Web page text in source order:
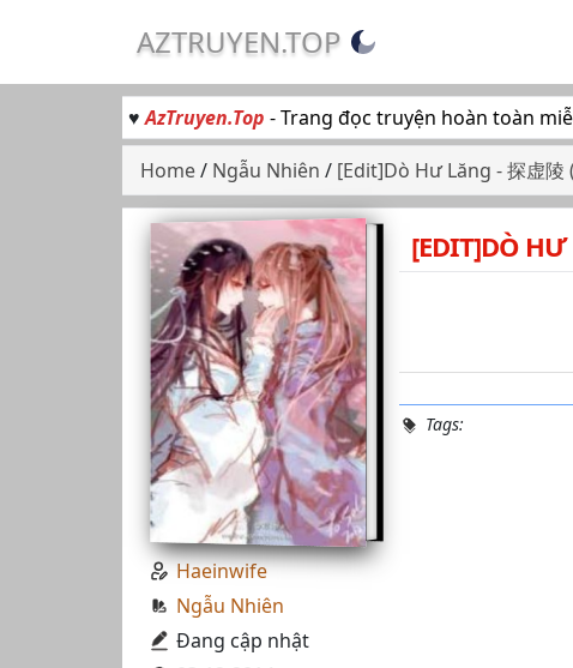
AZTRUYEN.TOP
♥AzTruyen.Top - Trang đọc truyện hoàn toàn
Home/ Ngẫu Nhiên / [Edit]Dò Hư Lăng - 探虚陵
Haeinwife
Ngẫu Nhiên
Đang cập nhật
[EDIT]DÒ
Tags: